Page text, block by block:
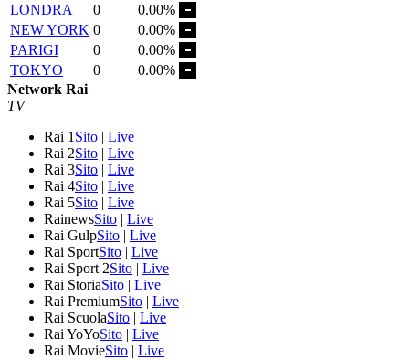
LONDRA
0
0.00%
NEW YORK 0
0.00%
PARIGI
0
0.00%
TOKYO
0
0.00%
Network Rai
TV
Rai 1 Sito | Live
Rai 2Sito | Live
Rai 3Sito | Live
Rai 4Sito | Live
Rai 5Sito | Live
RainewsSito | Live
Rai GulpSito | Live
Rai SportSito | Live
Rai Sport 2Sito | Live
Rai StoriaSito | Live
Rai PremiumSito | Live
Rai ScuolaSito | Live
Rai YoYoSito | Live
Rai MovieSito | Live